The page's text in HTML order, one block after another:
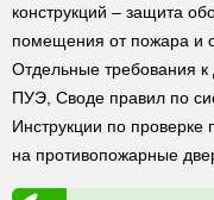
конструкций – защита
помещения от пожара и
Отдельные требования
ПУЭ, Своде правил по
Инструкции по
на противопожарные